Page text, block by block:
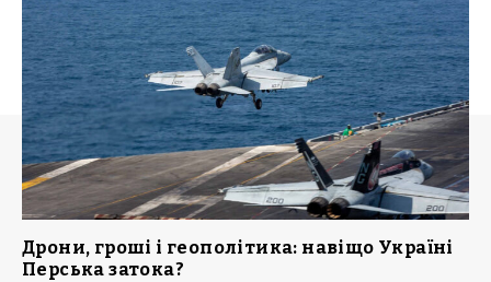
Дрони, гроші і геополітика: навіщо Україні
Перська затока?